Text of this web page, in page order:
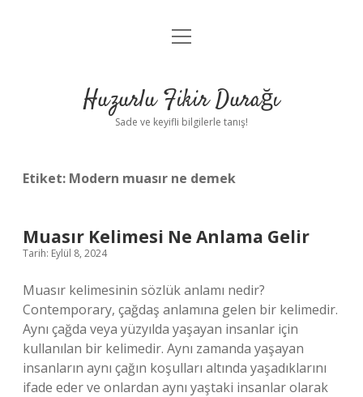
Anasayfa
Yasal Uyarı
menüyü
Huzurlu Fikir Durağı
Sade ve keyifli bilgilerle tanış!
Etiket: Modern muasır ne demek
Muasır Kelimesi Ne Anlama Gelir
Tarih: Eylül 8, 2024
Muasır kelimesinin sözlük anlamı nedir?
Contemporary, çağdaş anlamına gelen bir kelimedir.
Aynı çağda veya yüzyılda yaşayan insanlar için
kullanılan bir kelimedir. Aynı zamanda yaşayan
insanların aynı çağın koşulları altında yaşadıklarını
ifade eder ve onlardan aynı yaştaki insanlar olarak